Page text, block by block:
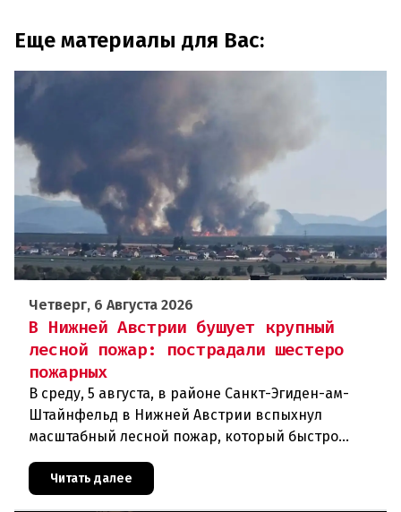
Еще материалы для Вас:
Четверг, 6 Августа 2026
В Нижней Австрии бушует крупный
лесной пожар: пострадали шестеро
пожарных
В среду, 5 августа, в районе Санкт-Эгиден-ам-
Штайнфельд в Нижней Австрии вспыхнул
масштабный лесной пожар, который быстро
В ходе тушения пострадали шесте
Читать далее